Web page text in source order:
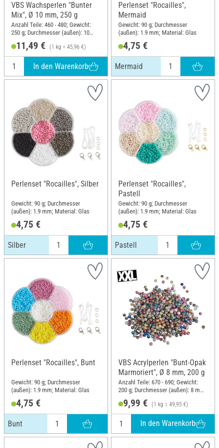
VBS Wachsperlen "Bunter
Mix", Ø 10 mm, 250 g
Anzahl Teile: 460 - 480; Gewicht:
250 g; Durchmesser (außen): 10
11,49 € (1 kg = 45,96 €)
In den Warenkorb
Perlenset "Rocailles",
Mermaid
Gewicht: 90 g; Durchmesser
(außen): 1.9 mm; Material: Glas
4,75 €
Mermaid
Perlenset "Rocailles", Silber
Gewicht: 90 g; Durchmesser
(außen): 1.9 mm; Material: Glas
4,75 €
Silber
Perlenset "Rocailles",
Pastell
Gewicht: 90 g; Durchmesser
(außen): 1.9 mm; Material: Glas
4,75 €
Pastell
Perlenset "Rocailles", Bunt
Gewicht: 90 g; Durchmesser
(außen): 1.9 mm; Material: Glas
4,75 €
Bunt
VBS Acrylperlen "Bunt-Opak
Marmoriert", Ø 8 mm, 200 g
Anzahl Teile: 670 - 690; Gewicht:
200 g; Durchmesser (außen): 8 mm;
9,99 € (1 kg = 49,95 €)
In den Warenkorb